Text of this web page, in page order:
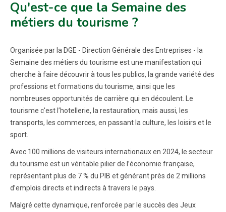
Qu'est-ce que la Semaine des
métiers du tourisme ?
Organisée par la DGE - Direction Générale des Entreprises - la
Semaine des métiers du tourisme est une manifestation qui
cherche à faire découvrir à tous les publics, la grande variété des
professions et formations du tourisme, ainsi que les
nombreuses opportunités de carrière qui en découlent. Le
tourisme c'est l’hotellerie, la restauration, mais aussi, les
transports, les commerces, en passant la culture, les loisirs et le
sport.
Avec 100 millions de visiteurs internationaux en 2024, le secteur
du tourisme est un véritable pilier de l’économie française,
représentant plus de 7 % du PIB et générant près de 2 millions
d’emplois directs et indirects à travers le pays.
Malgré cette dynamique, renforcée par le succès des Jeux